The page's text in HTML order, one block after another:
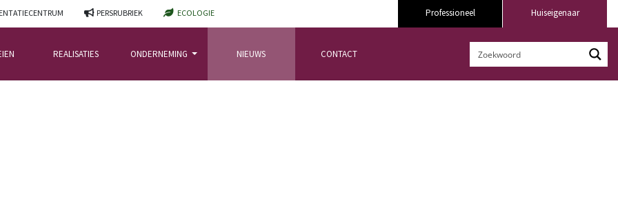
PERSRUBRIEK ECOLOGIE Huiseigenaar
Professioneel
REALISATIES ONDERNEMING NIEUWS CONTACT